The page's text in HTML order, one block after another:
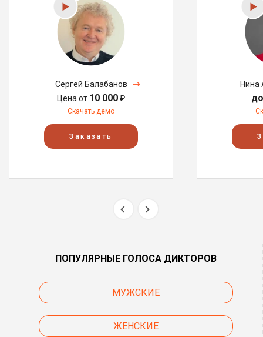
Сергей Балабанов
Цена от 10 000₽
Скачать демо
Заказать
Нина
ПОПУЛЯРНЫЕ ГОЛОСА ДИКТОРОВ
МУЖСКИЕ
ЖЕНСКИЕ